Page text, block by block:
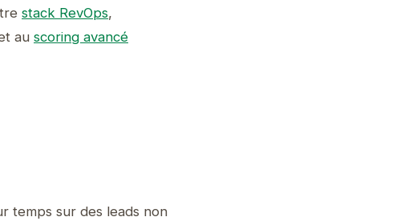
stack RevOps,
au scoring avancé
temps sur des leads non